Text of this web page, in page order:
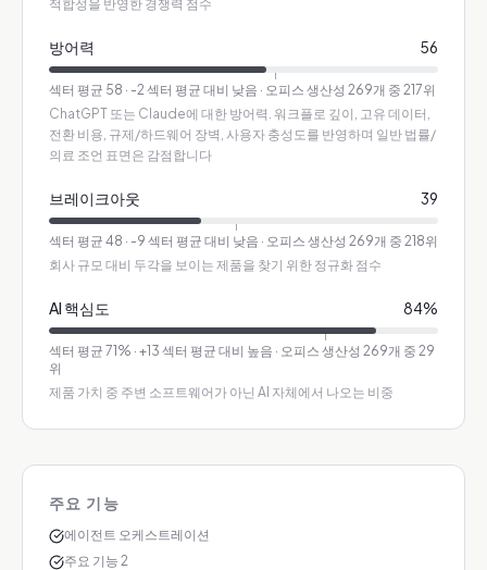
적합성을 반영한 경쟁력 점수
방어력 56
섹터 평균 58 · -2 섹터 평균 대비 낮음 · 오피스 생산성 269개 중 217위
ChatGPT 또는 Claude에 대한 방어력. 워크플로 깊이, 고유 데이터,
전환 비용, 규제/하드웨어 장벽, 사용자 충성도를 반영하며 일반 법률/
의료 조언 표면은 감점합니다
브레이크아웃 39
섹터 평균 48 · -9 섹터 평균 대비 낮음 · 오피스 생산성 269개 중 218위
회사 규모 대비 두각을 보이는 제품을 찾기 위한 정규화 점수
AI 핵심도 84%
섹터 평균 71 % · +13 섹터 평균 대비 높음 · 오피스 생산성 269개 중 29
위
제품 가치 중 주변 소프트웨어가 아닌 AI 자체에서 나오는 비중
주요 기능
에이전트 오케스트레이션
주요 기능 2